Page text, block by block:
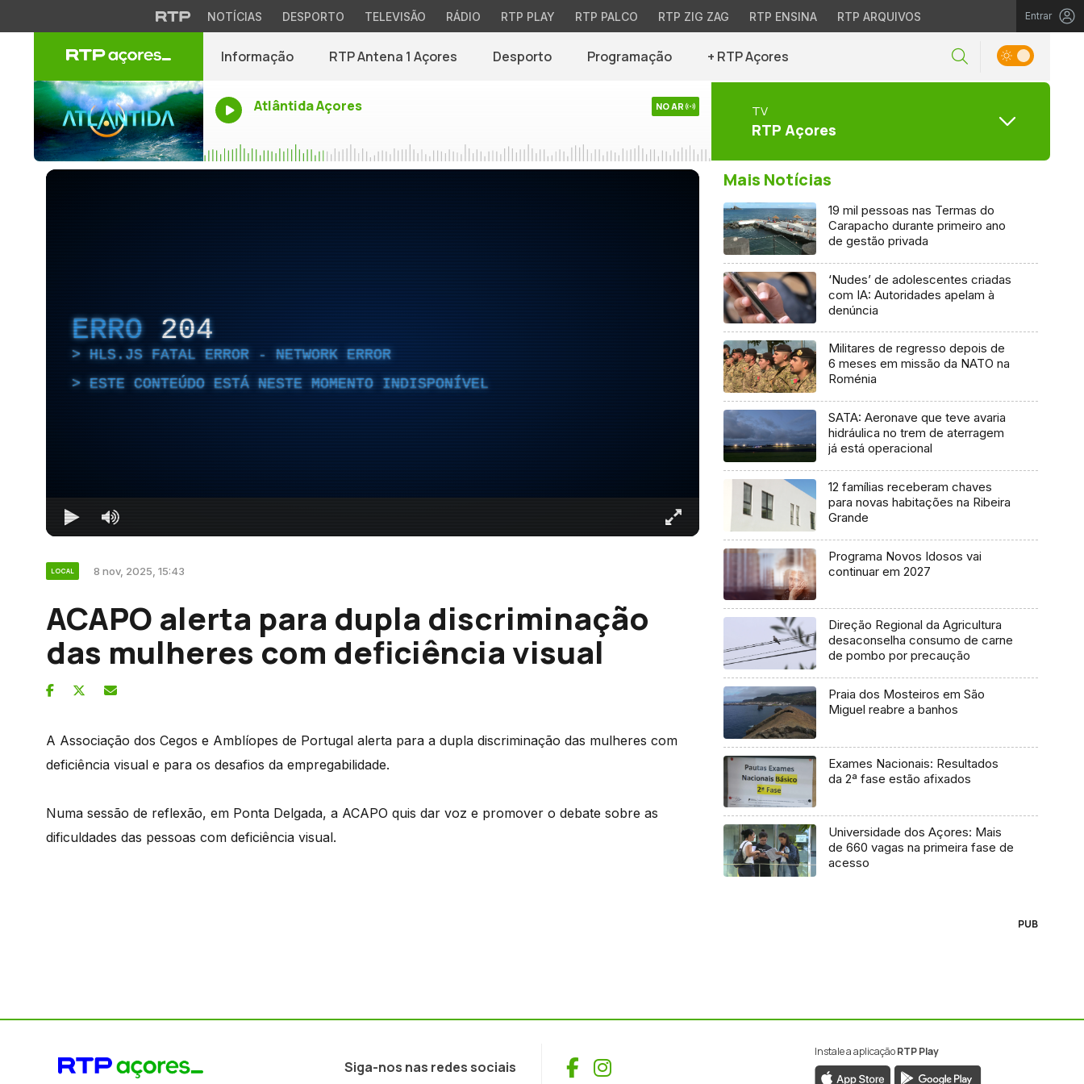
NOTÍCIAS DESPORTO TELEVISÃO RÁDIO RTP PLAY RTP PALCO RTP ZIG ZAG RTP ENSINA RTP ARQUIVOS Entrar
Informação RTP Antena 1 Açores Desporto Programação + RTP Açores
Atlântida Açores NO AR TV
RTP Açores
ERRO 204
HLS.JS FATAL ERROR - NETWORK ERROR
ESTE CONTEÚDO ESTÁ NESTE MOMENTO INDISPONÍVEL
LOCAL 8 nov, 2025, 15:43
ACAPO alerta para dupla discriminação
das mulheres com deficiência visual
A Associação dos Cegos e Amblíopes de Portugal alerta para a dupla discriminação das mulheres com
deficiência visual e para os desafios da empregabilidade.
Numa sessão de reflexão, em Ponta Delgada, a ACAPO quis dar voz e promover o debate sobre as
dificuldades das pessoas com deficiência visual.
Mais Notícias
19 mil pessoas nas Termas do
Carapacho durante primeiro ano
de gestão privada
‘Nudes’ de adolescentes criadas
com IA: Autoridades apelam à
denúncia
Militares de regresso depois de
6 meses em missão da NATO na
Roménia
SATA: Aeronave que teve avaria
hidráulica no trem de aterragem
já está operacional
12 famílias receberam chaves
para novas habitações na Ribeira
Grande
Programa Novos Idosos vai
continuar em 2027
Direção Regional da Agricultura
desaconselha consumo de carne
de pombo por precaução
Praia dos Mosteiros em São
Miguel reabre a banhos
Exames Nacionais: Resultados
da 2ª fase estão afixados
Universidade dos Açores: Mais
de 660 vagas na primeira fase de
acesso
PUB
Siga-nos nas redes sociais Facebook
Instagram
Instale a aplicaçãoRTP Play